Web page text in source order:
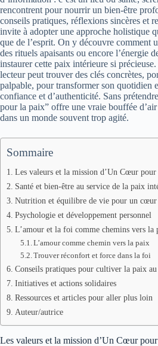
rencontrent pour nourrir un bien-être
conseils pratiques, réflexions sincères et
invite à adopter une approche holistique
que de l’esprit. On y découvre comment
des rituels apaisants ou encore l’énergie
instaurer cette paix intérieure si
lecteur peut trouver des clés concrètes,
palpable, pour transformer son quotidien
confiance et d’authenticité. Sans
pour la paix” offre une vraie bouffée
dans un monde souvent trop agité.
Sommaire
Les valeurs et la mission d’Un Cœur
Santé et bien-être au service de la paix
Nutrition et équilibre de vie pour un cœur
Psychologie et développement personnel
L’amour et la foi comme chemins vers la
L’amour comme chemin vers la paix
Trouver réconfort et force dans la foi
Conseils pratiques pour cultiver la paix
Initiatives et actions solidaires
Ressources et articles pour aller plus loin
Auteur/autrice
Les valeurs et la mission d’Un Cœur